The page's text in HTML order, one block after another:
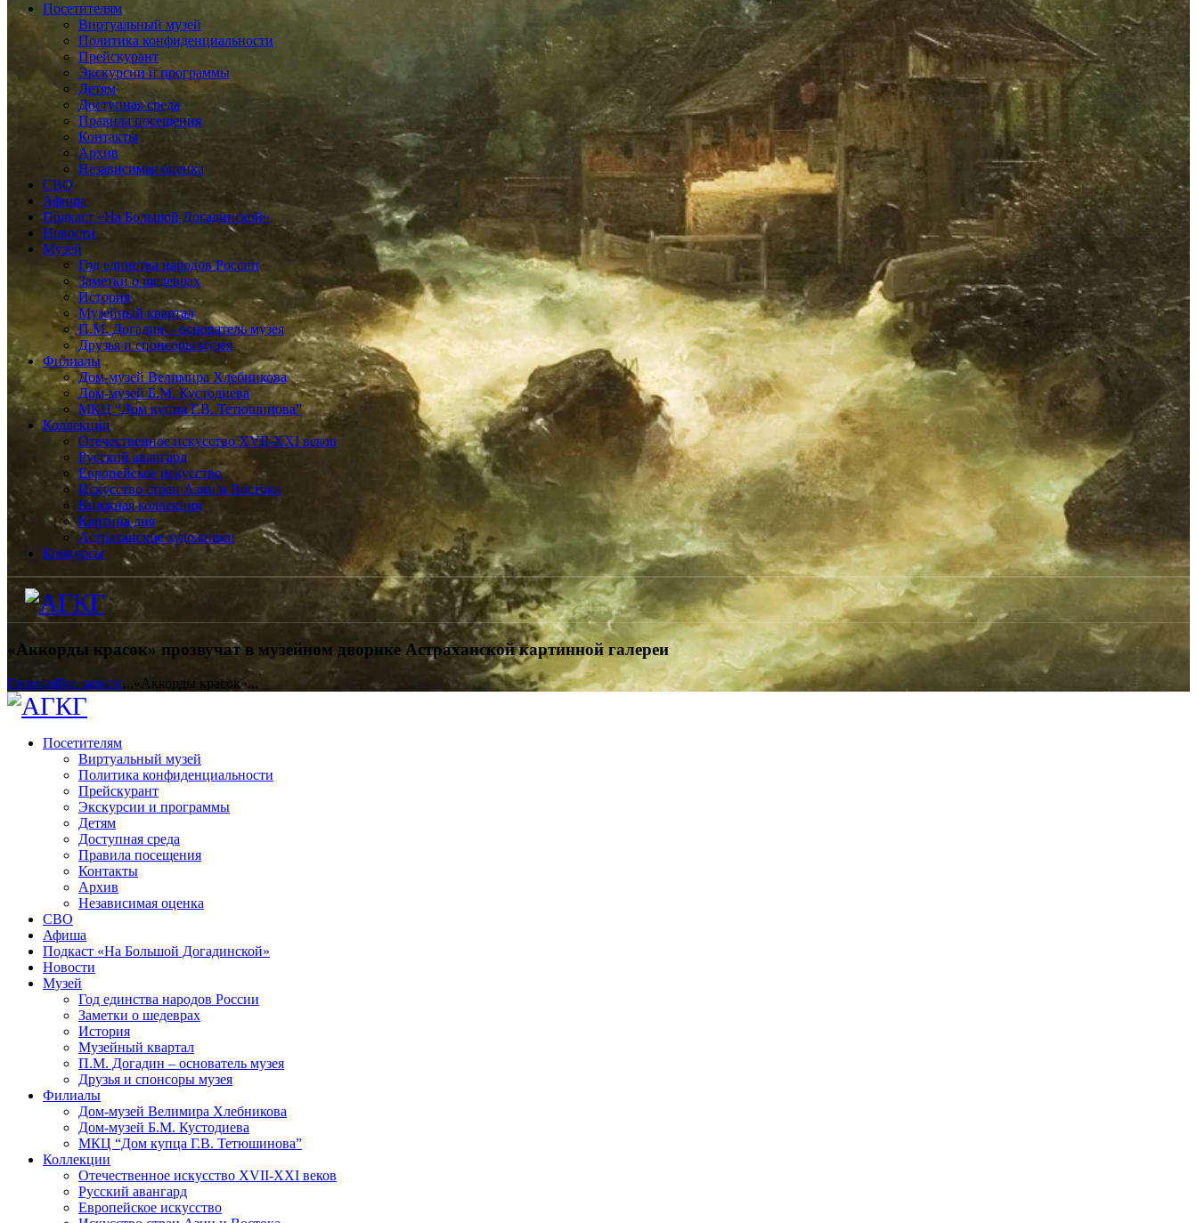
Посетителям
Виртуальный музей
Политика конфиденциальности
Прейскурант
Экскурсии и программы
Детям
Доступная среда
Правила посещения
Контакты
Архив
Независимая оценка
СВО
Афиша
Подкаст «На Большой Догадинской»
Новости
Музей
Год единства народов России
Заметки о шедеврах
История
Музейный квартал
П.М. Догадин – основатель музея
Друзья и спонсоры музея
Филиалы
Дом-музей Велимира Хлебникова
Дом-музей Б.М. Кустодиева
МКЦ “Дом купца Г.В. Тетюшинова”
Коллекции
Отечественное искусство XVII-XXI веков
Русский авангард
Европейское искусство
Искусство стран Азии и Востока
Книжная коллекция
Картина дня
Астраханские художники
Конкурсы
«Аккорды красок» прозвучат в музейном дворике Астраханской картинной галереи
ГлавнаяВсе записи...«Аккорды красок»...
Посетителям
Виртуальный музей
Политика конфиденциальности
Прейскурант
Экскурсии и программы
Детям
Доступная среда
Правила посещения
Контакты
Архив
Независимая оценка
СВО
Афиша
Подкаст «На Большой Догадинской»
Новости
Музей
Год единства народов России
Заметки о шедеврах
История
Музейный квартал
П.М. Догадин – основатель музея
Друзья и спонсоры музея
Филиалы
Дом-музей Велимира Хлебникова
Дом-музей Б.М. Кустодиева
МКЦ “Дом купца Г.В. Тетюшинова”
Коллекции
Отечественное искусство XVII-XXI веков
Русский авангард
Европейское искусство